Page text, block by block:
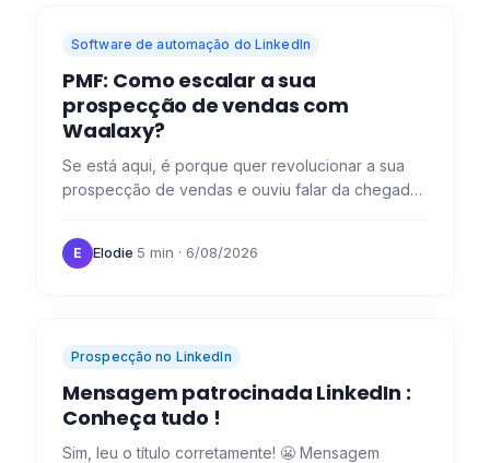
Software de automação do LinkedIn
PMF: Como escalar a sua
prospecção de vendas com
Waalaxy?
Se está aqui, é porque quer revolucionar a sua
prospecção de vendas e ouviu falar da chegada
perguntas mais…
E Elodie·5 min · 6/08/2026
Prospecção no LinkedIn
Mensagem patrocinada LinkedIn :
Conheça tudo !
Sim, leu o título corretamente! 😬 Mensagem